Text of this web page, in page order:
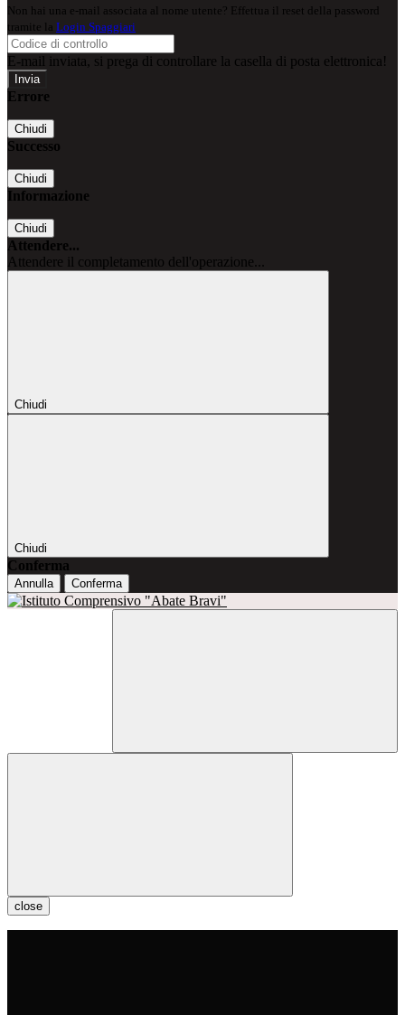
Non hai una e-mail associata al nome utente? Effettua il reset della password
tramite la Login Spaggiari
E-mail inviata, si prega di controllare la casella di posta elettronica!
Errore
Chiudi
Successo
Chiudi
Informazione
Chiudi
Attendere...
Attendere il completamento dell'operazione...
Chiudi
Chiudi
Conferma
Annulla Conferma
close